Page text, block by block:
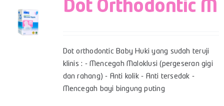
Dot Orthodontic M
Dot orthodontic Baby Huki yang sudah teruji
klinis : - Mencegah Maloklusi (pergeseran gigi
dan rahang) - Anti kolik - Anti tersedak -
Mencegah bayi bingung puting